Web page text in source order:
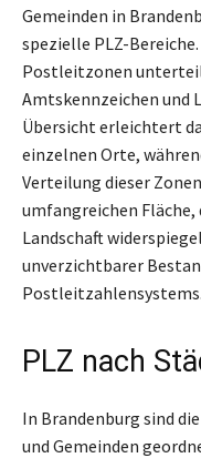
Gemeinden in
spezielle PLZ-
Postleitzonen
Amtskennzeichen und
Übersicht erleichtert
einzelnen Orte,
Verteilung dieser
umfangreichen
Landschaft
unverzichtbarer
Postleitzahlensystems.
PLZ nach
In Brandenburg sind
und Gemeinden